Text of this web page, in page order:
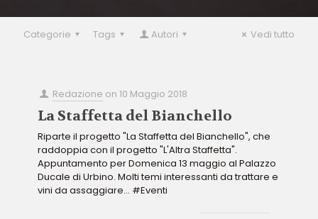
Categorie Tags Autori Vedi tutto
Redazione on10 Maggio 2018
La Staffetta del Bianchello
Riparte il progetto "La Staffetta del Bianchello", che
raddoppia con il progetto "L'Altra Staffetta".
Appuntamento per Domenica 13 maggio al Palazzo
Ducale di Urbino. Molti temi interessanti da trattare e
vini da assaggiare... #Eventi